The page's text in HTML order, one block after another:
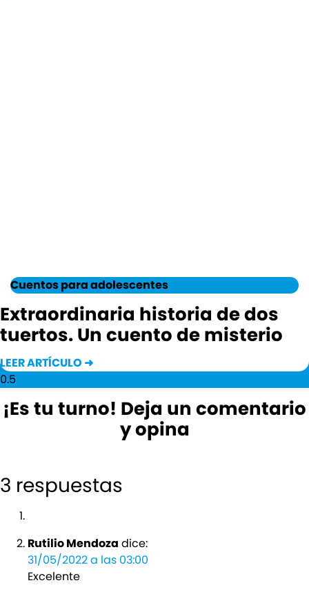
Cuentos para adolescentes
Extraordinaria historia de dos
tuertos. Un cuento de misterio
LEER ARTÍCULO ➜
¡Es tu turno! Deja un comentario
y opina
3 respuestas
Rutilio Mendoza dice:
31/05/2022 a las 03:00
Excelente